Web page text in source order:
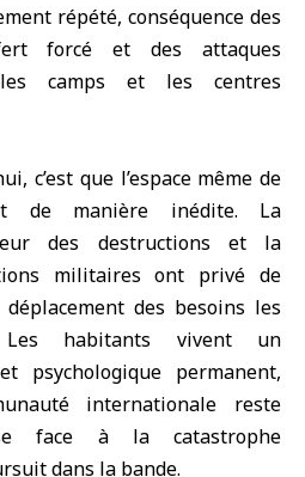
répété, conséquence des
forcé et des attaques
camps et les centres
c’est que l’espace même de
de manière inédite. La
des destructions et la
militaires ont privé de
des besoins les
Les habitants vivent un
psychologique permanent,
internationale reste
face à la catastrophe
dans la bande.